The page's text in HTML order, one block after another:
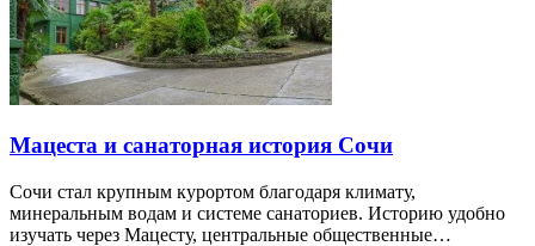
Мацеста и санаторная история Сочи
Сочи стал крупным курортом благодаря климату,
минеральным водам и системе санаториев. Историю удобно
изучать через Мацесту, центральные общественные…